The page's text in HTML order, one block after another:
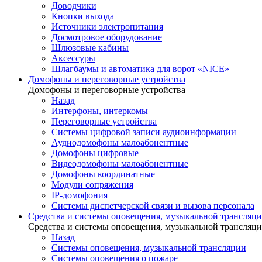
Доводчики
Кнопки выхода
Источники электропитания
Досмотровое оборудование
Шлюзовые кабины
Аксессуры
Шлагбаумы и автоматика для ворот «NICE»
Домофоны и переговорные устройства
Домофоны и переговорные устройства
Назад
Интерфоны, интеркомы
Переговорные устройства
Системы цифровой записи аудиоинформации
Аудиодомофоны малоабонентные
Домофоны цифровые
Видеодомофоны малоабонентные
Домофоны координатные
Модули сопряжения
IP-домофония
Системы диспетчерской связи и вызова персонала
Средства и системы оповещения, музыкальной
Средства и системы оповещения, музыкальной
Назад
Системы оповещения, музыкальной трансляции
Системы оповещения о пожаре